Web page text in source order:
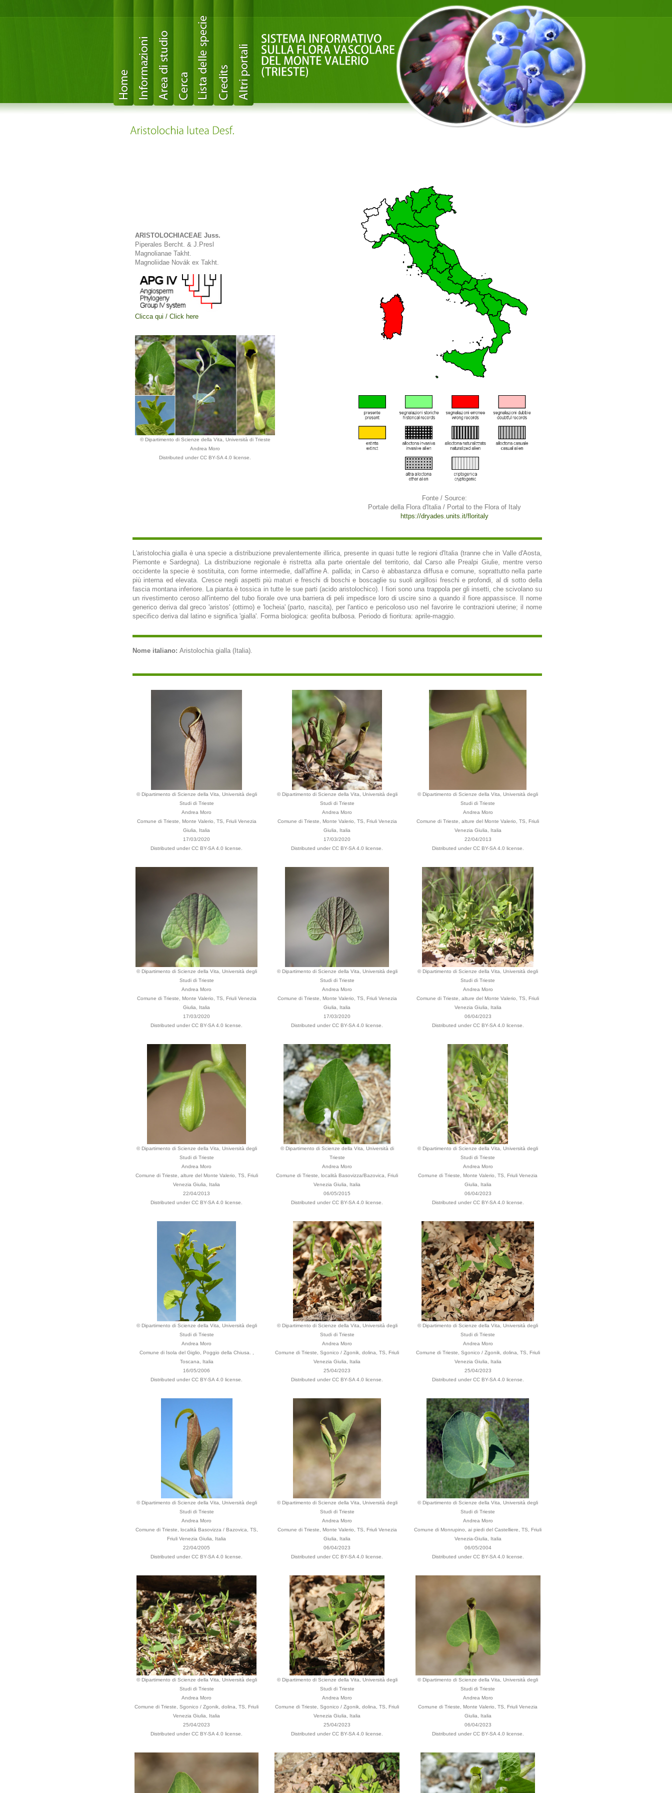
ARISTOLOCHIACEAE Juss.
Piperales Bercht. & J.Presl
Magnolianae Takht.
Magnoliidae Novák ex Takht.
Clicca qui / Click here
© Dipartimento di Scienze della Vita, Università di Trieste
Andrea Moro
Distributed under CC BY-SA 4.0 license.
Fonte / Source:
Portale della Flora d'Italia / Portal to the Flora of Italy
https://dryades.units.it/floritaly
L'aristolochia gialla è una specie a distribuzione prevalentemente illirica, presente in quasi tutte le regioni d'Italia (tranne che in Valle d'Aosta,
Piemonte e Sardegna). La distribuzione regionale è ristretta alla parte orientale del territorio, dal Carso alle Prealpi Giulie, mentre verso
occidente la specie è sostituita, con forme intermedie, dall'affine A. pallida; in Carso è abbastanza diffusa e comune, soprattutto nella parte
più interna ed elevata. Cresce negli aspetti più maturi e freschi di boschi e boscaglie su suoli argillosi freschi e profondi, al di sotto della
fascia montana inferiore. La pianta è tossica in tutte le sue parti (acido aristolochico). I fiori sono una trappola per gli insetti, che scivolano su
un rivestimento ceroso all'interno del tubo fiorale ove una barriera di peli impedisce loro di uscire sino a quando il fiore appassisce. Il nome
generico deriva dal greco 'aristos' (ottimo) e 'locheia' (parto, nascita), per l'antico e pericoloso uso nel favorire le contrazioni uterine; il nome
specifico deriva dal latino e significa 'gialla'. Forma biologica: geofita bulbosa. Periodo di fioritura: aprile-maggio.
Nome italiano: Aristolochia gialla (Italia).
© Dipartimento di Scienze della Vita, Università degli
Studi di Trieste
Andrea Moro
Comune di Trieste, Monte Valerio, TS, Friuli Venezia
Giulia, Italia
17/03/2020
Distributed under CC BY-SA 4.0 license.
© Dipartimento di Scienze della Vita, Università degli
Studi di Trieste
Andrea Moro
Comune di Trieste, Monte Valerio, TS, Friuli Venezia
Giulia, Italia
17/03/2020
Distributed under CC BY-SA 4.0 license.
© Dipartimento di Scienze della Vita, Università degli
Studi di Trieste
Andrea Moro
Comune di Trieste, alture del Monte Valerio, TS, Friuli
Venezia Giulia, Italia
22/04/2013
Distributed under CC BY-SA 4.0 license.
© Dipartimento di Scienze della Vita, Università degli
Studi di Trieste
Andrea Moro
Comune di Trieste, Monte Valerio, TS, Friuli Venezia
Giulia, Italia
17/03/2020
Distributed under CC BY-SA 4.0 license.
© Dipartimento di Scienze della Vita, Università degli
Studi di Trieste
Andrea Moro
Comune di Trieste, Monte Valerio, TS, Friuli Venezia
Giulia, Italia
17/03/2020
Distributed under CC BY-SA 4.0 license.
© Dipartimento di Scienze della Vita, Università degli
Studi di Trieste
Andrea Moro
Comune di Trieste, alture del Monte Valerio, TS, Friuli
Venezia Giulia, Italia
06/04/2023
Distributed under CC BY-SA 4.0 license.
© Dipartimento di Scienze della Vita, Università degli
Studi di Trieste
Andrea Moro
Comune di Trieste, alture del Monte Valerio, TS, Friuli
Venezia Giulia, Italia
22/04/2013
Distributed under CC BY-SA 4.0 license.
© Dipartimento di Scienze della Vita, Università di
Trieste
Andrea Moro
Comune di Trieste, località Basovizza/Bazovica, Friuli
Venezia Giulia, Italia
06/05/2015
Distributed under CC BY-SA 4.0 license.
© Dipartimento di Scienze della Vita, Università degli
Studi di Trieste
Andrea Moro
Comune di Trieste, Monte Valerio, TS, Friuli Venezia
Giulia, Italia
06/04/2023
Distributed under CC BY-SA 4.0 license.
© Dipartimento di Scienze della Vita, Università degli
Studi di Trieste
Andrea Moro
Comune di Isola del Giglio, Poggio della Chiusa. ,
Toscana, Italia
16/05/2006
Distributed under CC BY-SA 4.0 license.
© Dipartimento di Scienze della Vita, Università degli
Studi di Trieste
Andrea Moro
Comune di Trieste, Sgonico / Zgonik, dolina, TS, Friuli
Venezia Giulia, Italia
25/04/2023
Distributed under CC BY-SA 4.0 license.
© Dipartimento di Scienze della Vita, Università degli
Studi di Trieste
Andrea Moro
Comune di Trieste, Sgonico / Zgonik, dolina, TS, Friuli
Venezia Giulia, Italia
25/04/2023
Distributed under CC BY-SA 4.0 license.
© Dipartimento di Scienze della Vita, Università degli
Studi di Trieste
Andrea Moro
Comune di Trieste, località Basovizza / Bazovica, TS,
Friuli Venezia Giulia, Italia
22/04/2005
Distributed under CC BY-SA 4.0 license.
© Dipartimento di Scienze della Vita, Università degli
Studi di Trieste
Andrea Moro
Comune di Trieste, Monte Valerio, TS, Friuli Venezia
Giulia, Italia
06/04/2023
Distributed under CC BY-SA 4.0 license.
© Dipartimento di Scienze della Vita, Università degli
Studi di Trieste
Andrea Moro
Comune di Monrupino, ai piedi del Castelliere, TS, Friuli
Venezia-Giulia, Italia
06/05/2004
Distributed under CC BY-SA 4.0 license.
© Dipartimento di Scienze della Vita, Università degli
Studi di Trieste
Andrea Moro
Comune di Trieste, Sgonico / Zgonik, dolina, TS, Friuli
Venezia Giulia, Italia
25/04/2023
Distributed under CC BY-SA 4.0 license.
© Dipartimento di Scienze della Vita, Università degli
Studi di Trieste
Andrea Moro
Comune di Trieste, Sgonico / Zgonik, dolina, TS, Friuli
Venezia Giulia, Italia
25/04/2023
Distributed under CC BY-SA 4.0 license.
© Dipartimento di Scienze della Vita, Università degli
Studi di Trieste
Andrea Moro
Comune di Trieste, Monte Valerio, TS, Friuli Venezia
Giulia, Italia
06/04/2023
Distributed under CC BY-SA 4.0 license.